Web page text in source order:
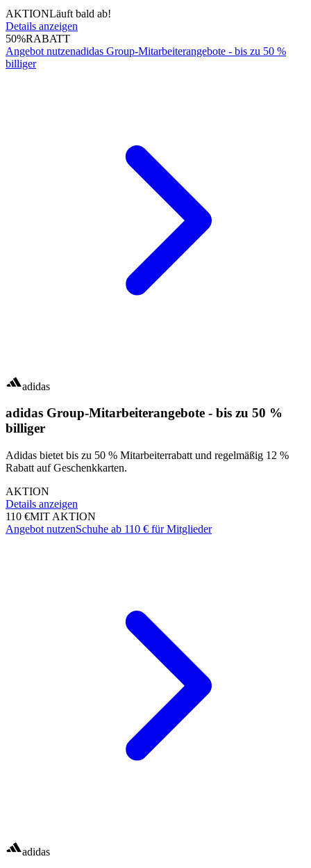
AKTIONLäuft bald ab!
Details anzeigen
50%RABATT
Angebot nutzenadidas Group-Mitarbeiterangebote - bis zu 50 %
billiger
adidas
adidas Group-Mitarbeiterangebote - bis zu 50 %
billiger
Adidas bietet bis zu 50 % Mitarbeiterrabatt und regelmäßig 12 %
Rabatt auf Geschenkkarten.
AKTION
Details anzeigen
110 €MIT AKTION
Angebot nutzenSchuhe ab 110 € für Mitglieder
adidas